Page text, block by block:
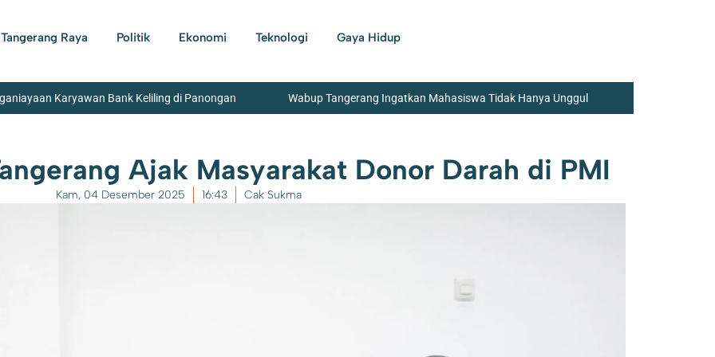
Tangerang Raya Politik Ekonomi Teknologi Gaya Hidup
Karyawan Bank Keliling di Panongan Wabup Tangerang Ingatkan Mahasiswa Tidak Hanya Unggul
Polsek Neglasari Tangkap Pengedar Obat Keras dengan 1.785 Barang Bukti Polisi Masih Dalami Penemuan
Ajak Masyarakat Donor Darah di PMI
Kam, 04 Desember 2025 16:43 Cak Sukma